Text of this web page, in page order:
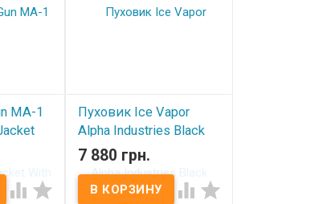
MA-1
 
Пуховик Ice Vapor
Alpha Industries Black
В наличии
7 880 грн.
 